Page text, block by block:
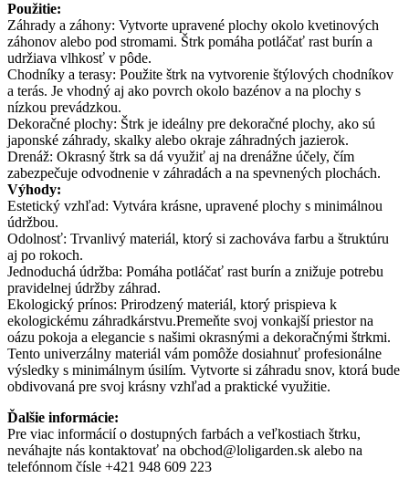
Použitie:
Záhrady a záhony: Vytvorte upravené plochy okolo kvetinových
záhonov alebo pod stromami. Štrk pomáha potláčať rast burín a
udržiava vlhkosť v pôde.
Chodníky a terasy: Použite štrk na vytvorenie štýlových chodníkov
a terás. Je vhodný aj ako povrch okolo bazénov a na plochy s
nízkou prevádzkou.
Dekoračné plochy: Štrk je ideálny pre dekoračné plochy, ako sú
japonské záhrady, skalky alebo okraje záhradných jazierok.
Drenáž: Okrasný štrk sa dá využiť aj na drenážne účely, čím
zabezpečuje odvodnenie v záhradách a na spevnených plochách.
Výhody:
Estetický vzhľad: Vytvára krásne, upravené plochy s minimálnou
údržbou.
Odolnosť: Trvanlivý materiál, ktorý si zachováva farbu a štruktúru
aj po rokoch.
Jednoduchá údržba: Pomáha potláčať rast burín a znižuje potrebu
pravidelnej údržby záhrad.
Ekologický prínos: Prirodzený materiál, ktorý prispieva k
ekologickému záhradkárstvu.Premeňte svoj vonkajší priestor na
oázu pokoja a elegancie s našimi okrasnými a dekoračnými štrkmi.
Tento univerzálny materiál vám pomôže dosiahnuť profesionálne
výsledky s minimálnym úsilím. Vytvorte si záhradu snov, ktorá bude
obdivovaná pre svoj krásny vzhľad a praktické využitie.
Ďalšie informácie:
Pre viac informácií o dostupných farbách a veľkostiach štrku,
neváhajte nás kontaktovať na obchod@loligarden.sk alebo na
telefónnom čísle +421 948 609 223